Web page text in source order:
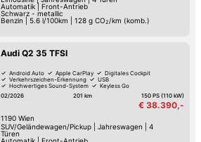
Automatik| Front-Antrieb
Schwarz - metallic
Benzin
5.6 l/100km 128 g CO2 /km (komb.)
Audi Q2 35 TFSI
Android Auto Apple CarPlay
Digitales Cockpit
Verkehrszeichen-Erkennung
USB
Hochwertiges Sound-System
Keyless Go
02/2026 201 km 150 PS (110 kW)
€ 38.390,-
1190 Wien
SUV/Geländewagen/Pickup| Jahreswagen
4
Türen